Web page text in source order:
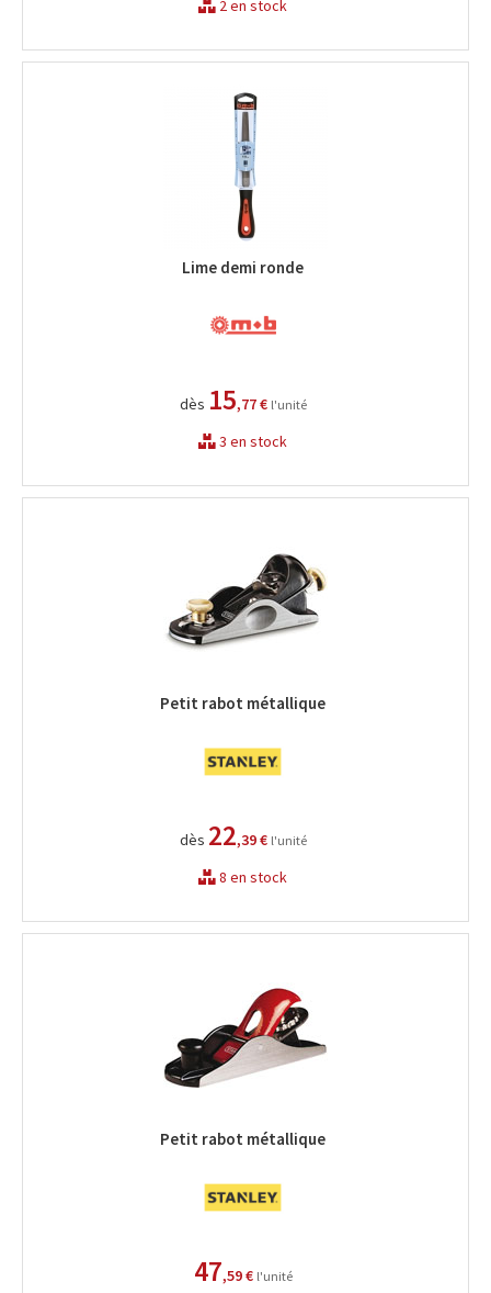
2 en stock
Lime demi ronde
dès 15,77 € l'unité
3 en stock
Petit rabot métallique
dès 22,39 € l'unité
8 en stock
Petit rabot métallique
47,59 € l'unité